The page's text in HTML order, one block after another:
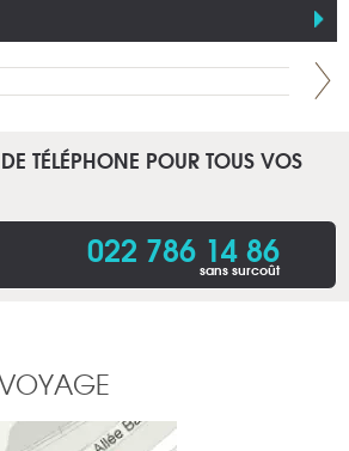
TÉLÉPHONE POUR TOUS VOS
022 786 14 86
sans surcoût